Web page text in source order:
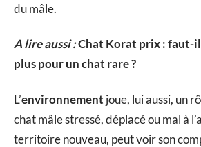
du mâle.
A lire aussi :Chat Korat prix : faut-
plus pour un chat rare ?
L’environnement joue, lui aussi, un
chat mâle stressé, déplacé ou mal à
territoire nouveau, peut voir son